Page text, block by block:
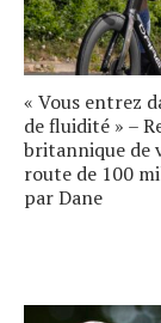
« Vous entrez
de fluidité » –
britannique de
route de 100
par Dane